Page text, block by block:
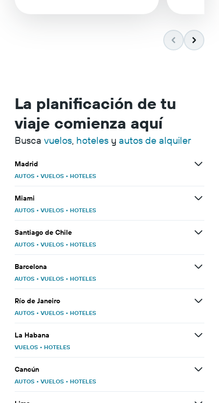
La planificación de tu
viaje comienza aquí
Busca vuelos, hoteles y autos de alquiler
Madrid
AUTOS • VUELOS • HOTELES
Miami
AUTOS • VUELOS • HOTELES
Santiago de Chile
AUTOS • VUELOS • HOTELES
Barcelona
AUTOS • VUELOS • HOTELES
Río de Janeiro
AUTOS • VUELOS • HOTELES
La Habana
VUELOS • HOTELES
Cancún
AUTOS • VUELOS • HOTELES